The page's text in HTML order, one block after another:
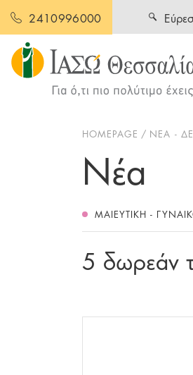
2410996000
HOMEPAGE ΝΕΑ -
Νέα
ΜΑΙΕΥΤΙΚΉ -
5 δωρεάν